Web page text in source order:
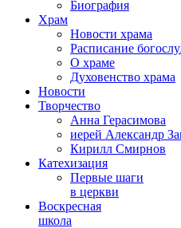
Биография
Храм
Новости храма
Расписание
О храме
Духовенство храма
Новости
Творчество
Анна Герасимова
иерей Александр
Кирилл Смирнов
Катехизация
Первые шаги
в церкви
Воскресная
школа